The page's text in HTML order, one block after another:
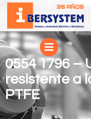
0554 1796 –
resistente a
PTFE